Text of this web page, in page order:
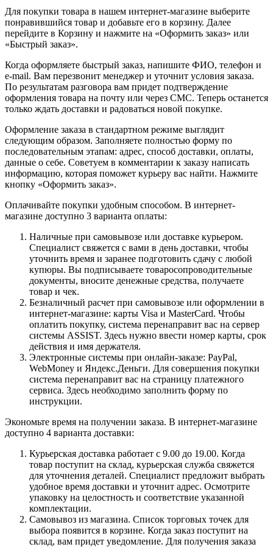
Для покупки товара в нашем интернет-магазине выберите
понравившийся товар и добавьте его в корзину. Далее
перейдите в Корзину и нажмите на «Оформить заказ» или
«Быстрый заказ».
Когда оформляете быстрый заказ, напишите ФИО, телефон и
e-mail. Вам перезвонит менеджер и уточнит условия заказа.
По результатам разговора вам придет подтверждение
оформления товара на почту или через СМС. Теперь останется
только ждать доставки и радоваться новой покупке.
Оформление заказа в стандартном режиме выглядит
следующим образом. Заполняете полностью форму по
последовательным этапам: адрес, способ доставки, оплаты,
данные о себе. Советуем в комментарии к заказу написать
информацию, которая поможет курьеру вас найти. Нажмите
кнопку «Оформить заказ».
Оплачивайте покупки удобным способом. В интернет-
магазине доступно 3 варианта оплаты:
Наличные при самовывозе или доставке курьером.
Специалист свяжется с вами в день доставки, чтобы
уточнить время и заранее подготовить сдачу с любой
купюры. Вы подписываете товаросопроводительные
документы, вносите денежные средства, получаете
товар и чек.
Безналичный расчет при самовывозе или оформлении в
интернет-магазине: карты Visa и MasterCard. Чтобы
оплатить покупку, система перенаправит вас на сервер
системы ASSIST. Здесь нужно ввести номер карты, срок
действия и имя держателя.
Электронные системы при онлайн-заказе: PayPal,
WebMoney и Яндекс.Деньги. Для совершения покупки
система перенаправит вас на страницу платежного
сервиса. Здесь необходимо заполнить форму по
инструкции.
Экономьте время на получении заказа. В интернет-магазине
доступно 4 варианта доставки:
Курьерская доставка работает с 9.00 до 19.00. Когда
товар поступит на склад, курьерская служба свяжется
для уточнения деталей. Специалист предложит выбрать
удобное время доставки и уточнит адрес. Осмотрите
упаковку на целостность и соответствие указанной
комплектации.
Самовывоз из магазина. Список торговых точек для
выбора появится в корзине. Когда заказ поступит на
склад, вам придет уведомление. Для получения заказа